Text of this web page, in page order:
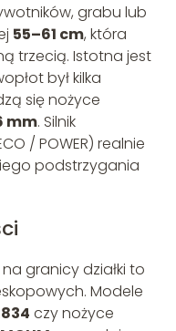
grabu lub
55–61 cm, która
trzecią. Istotna jest
był kilka
się nożyce
mm. Silnik
/ POWER) realnie
podstrzygania
granicy działki to
Modele
czy nożyce